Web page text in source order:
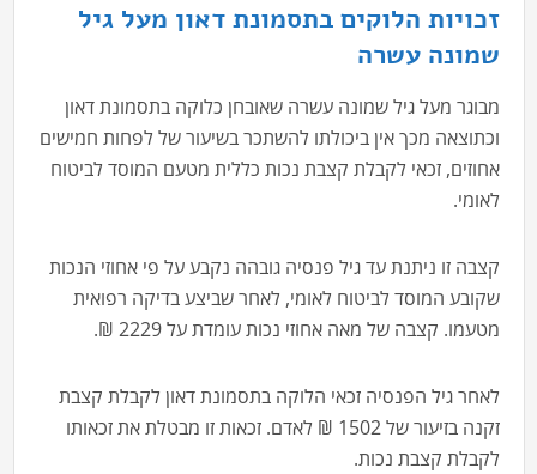
זכויות הלוקים בתסמונת דאון מעל גיל
שמונה עשרה
מבוגר מעל גיל שמונה עשרה שאובחן כלוקה בתסמונת דאון
וכתוצאה מכך אין ביכולתו להשתכר בשיעור של לפחות חמישים
אחוזים, זכאי לקבלת קצבת נכות כללית מטעם המוסד לביטוח
לאומי.
קצבה זו ניתנת עד גיל פנסיה גובהה נקבע על פי אחוזי הנכות
שקובע המוסד לביטוח לאומי, לאחר שביצע בדיקה רפואית
מטעמו. קצבה של מאה אחוזי נכות עומדת על 2229 ₪.
לאחר גיל הפנסיה זכאי הלוקה בתסמונת דאון לקבלת קצבת
זקנה בזיעור של 1502 ₪ לאדם. זכאות זו מבטלת את זכאותו
לקבלת קצבת נכות.